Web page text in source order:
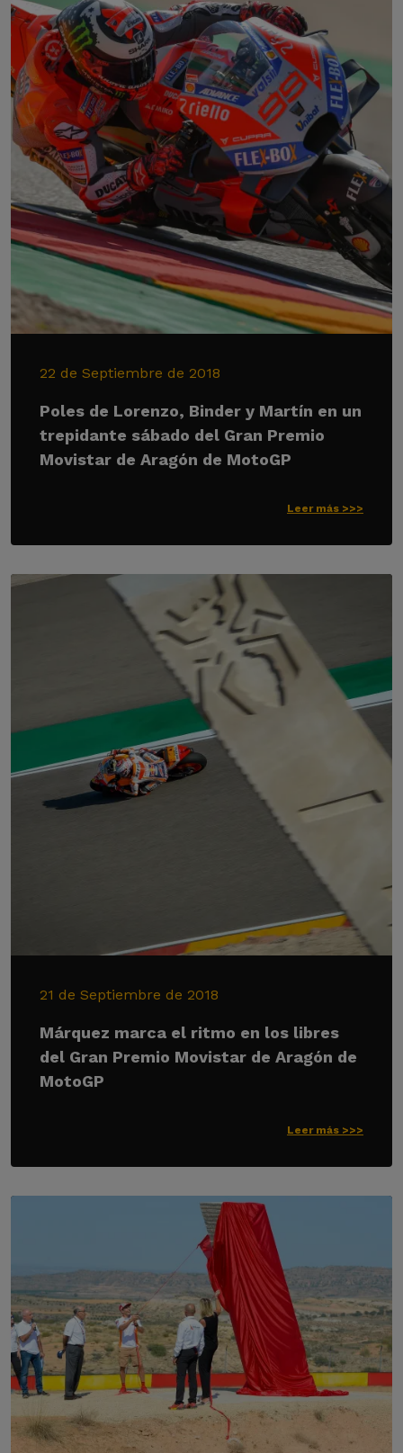
22 de Septiembre de 2018
Poles de Lorenzo, Binder y Martín en un
trepidante sábado del Gran Premio
Movistar de Aragón de MotoGP
Leer más >>>
21 de Septiembre de 2018
Márquez marca el ritmo en los libres
del Gran Premio Movistar de Aragón de
MotoGP
Leer más >>>